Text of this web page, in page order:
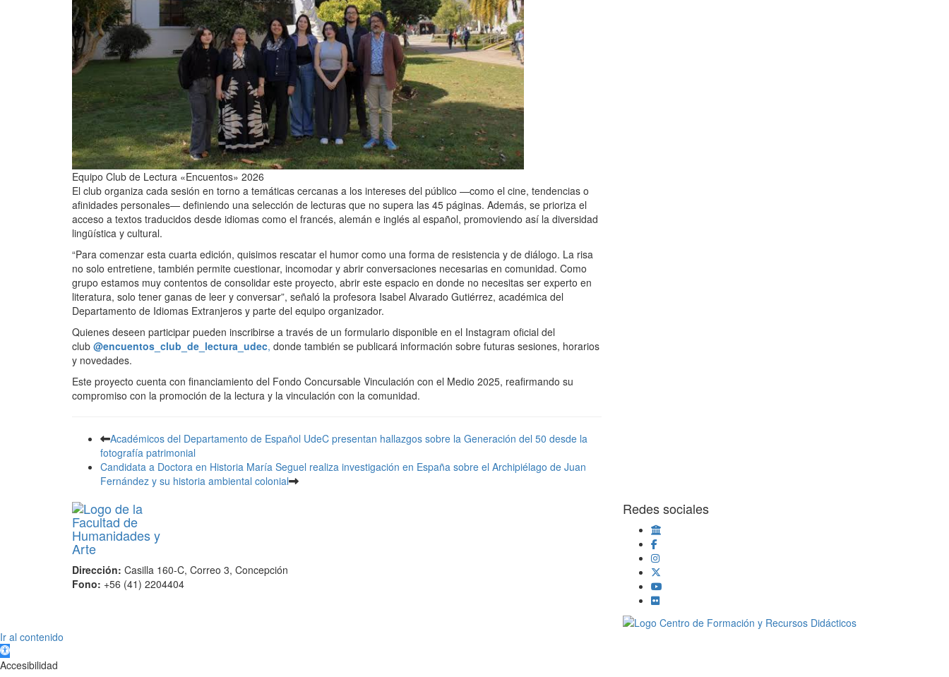
Equipo Club de Lectura «Encuentos» 2026
El club organiza cada sesión en torno a temáticas cercanas a los intereses del público —como el cine, tendencias o
afinidades personales— definiendo una selección de lecturas que no supera las 45 páginas. Además, se prioriza el
acceso a textos traducidos desde idiomas como el francés, alemán e inglés al español, promoviendo así la diversidad
lingüística y cultural.
“Para comenzar esta cuarta edición, quisimos rescatar el humor como una forma de resistencia y de diálogo. La risa
no solo entretiene, también permite cuestionar, incomodar y abrir conversaciones necesarias en comunidad. Como
grupo estamos muy contentos de consolidar este proyecto, abrir este espacio en donde no necesitas ser experto en
literatura, solo tener ganas de leer y conversar”, señaló la profesora Isabel Alvarado Gutiérrez, académica del
Departamento de Idiomas Extranjeros y parte del equipo organizador.
Quienes deseen participar pueden inscribirse a través de un formulario disponible en el Instagram oficial del
club @encuentos_club_de_lectura_udec, donde también se publicará información sobre futuras sesiones, horarios
y novedades.
Este proyecto cuenta con financiamiento del Fondo Concursable Vinculación con el Medio 2025, reafirmando su
compromiso con la promoción de la lectura y la vinculación con la comunidad.
Académicos del Departamento de Español UdeC presentan hallazgos sobre la Generación del 50 desde la
fotografía patrimonial
Candidata a Doctora en Historia María Seguel realiza investigación en España sobre el Archipiélago de Juan
Fernández y su historia ambiental colonial
Dirección: Casilla 160-C, Correo 3, Concepción
Fono: +56 (41) 2204404
Redes sociales
Scroll
Up
Ir al contenido
Abrir barra de herramientas
Accesibilidad